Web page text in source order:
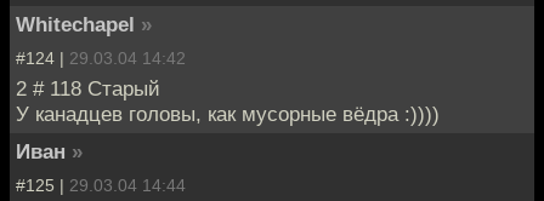
Whitechapel »
#124 | 29.03.04 14:42
2 # 118 Старый
У канадцев головы, как мусорные вёдра :))))
Иван »
#125 | 29.03.04 14:44